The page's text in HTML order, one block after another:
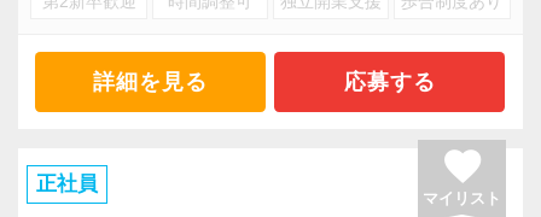
来ないケースがざらにあります。
さらに昇給ペースも非常に遅く、1年間に1万円
ても多いと思います。
繁忙期の長時間労働に加えこの待遇の悪さが会
・短時間で集中して定時でパッと帰る事を推奨
（有給休暇とは別に付与）
・昇給はとても早い！入社4年目で年俸は最低で
・訪問はしません。事務所で作業に専念出来る
のは明らかなのに、未だ労働集約的な体質を改
めようとする会計事務所は出てきません。
おいて高い生産性を実現していることが大前提
です。
詳細を見る 応募する
正社員 favorite
マイリスト